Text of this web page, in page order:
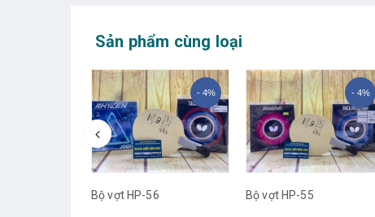
Sản phẩm cùng loại
- 4%
Bộ vợt HP-56
- 4%
Bộ vợt HP-55